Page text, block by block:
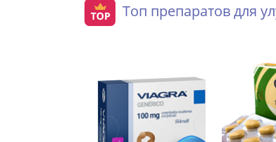
Топ препаратов для